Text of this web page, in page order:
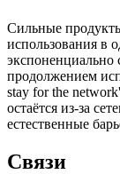
Сильные
использования в
экспоненциально
продолжением
stay for the
остаётся из-за
естественные
Связи